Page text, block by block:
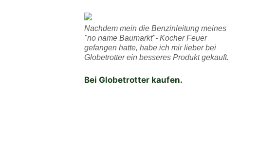
Nachdem mein die Benzinleitung meines
"no name Baumarkt"- Kocher Feuer
gefangen hatte, habe ich mir lieber bei
Globetrotter ein besseres Produkt gekauft.
Bei Globetrotter kaufen.